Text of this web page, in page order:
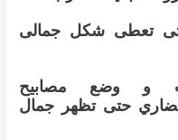
تعطى شكل جمالى
و وضع مصابيح
حتى تظهر جمال